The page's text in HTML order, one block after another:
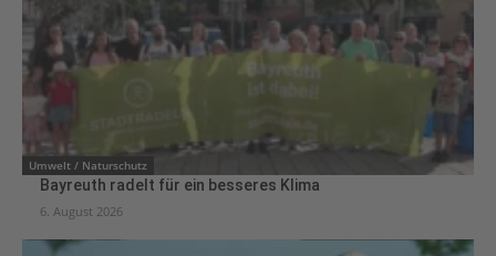
Umwelt / Naturschutz
Bayreuth radelt für ein besseres Klima
6. August 2026